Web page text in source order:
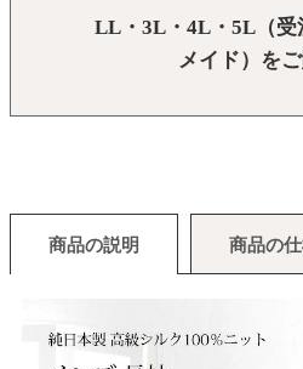
LL・3L・4L・5L（受
メイド）を
商品の説明 商品の